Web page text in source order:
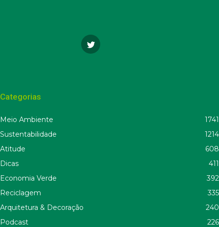
Categorias
Meio Ambiente
1741
Sustentabilidade
1214
Atitude
608
Dicas
411
Economia Verde
392
Reciclagem
335
Arquitetura & Decoração
240
Podcast
226